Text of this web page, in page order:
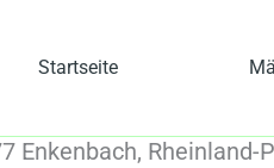
Startseite
Enkenbach, Rheinland-